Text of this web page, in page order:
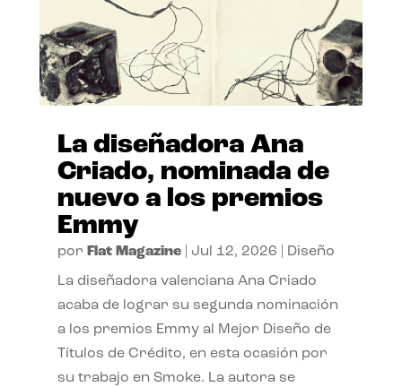
La diseñadora Ana
Criado, nominada de
nuevo a los premios
Emmy
por Flat Magazine| Jul 12, 2026 Diseño
La diseñadora valenciana Ana Criado
acaba de lograr su segunda nominación
a los premios Emmy al Mejor Diseño de
Títulos de Crédito, en esta ocasión por
su trabajo en Smoke. La autora se